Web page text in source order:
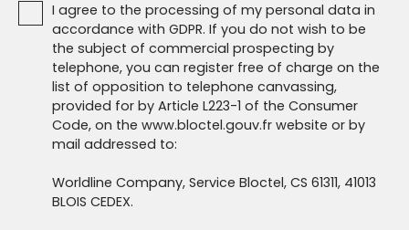
I agree to the processing of my personal data in
accordance with GDPR. If you do not wish to be
the subject of commercial prospecting by
telephone, you can register free of charge on the
list of opposition to telephone canvassing,
provided for by Article L223-1 of the Consumer
Code, on the www.bloctel.gouv.fr website or by
mail addressed to:
Worldline Company, Service Bloctel, CS 61311, 41013
BLOIS CEDEX.